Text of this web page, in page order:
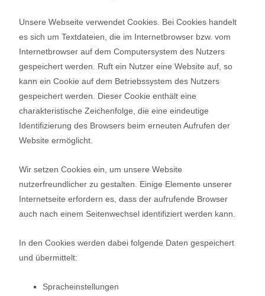
Unsere Webseite verwendet Cookies. Bei Cookies handelt
es sich um Textdateien, die im Internetbrowser bzw. vom
Internetbrowser auf dem Computersystem des Nutzers
gespeichert werden. Ruft ein Nutzer eine Website auf, so
kann ein Cookie auf dem Betriebssystem des Nutzers
gespeichert werden. Dieser Cookie enthält eine
charakteristische Zeichenfolge, die eine eindeutige
Identifizierung des Browsers beim erneuten Aufrufen der
Website ermöglicht.
Wir setzen Cookies ein, um unsere Website
nutzerfreundlicher zu gestalten. Einige Elemente unserer
Internetseite erfordern es, dass der aufrufende Browser
auch nach einem Seitenwechsel identifiziert werden kann.
In den Cookies werden dabei folgende Daten gespeichert
und übermittelt:
Spracheinstellungen